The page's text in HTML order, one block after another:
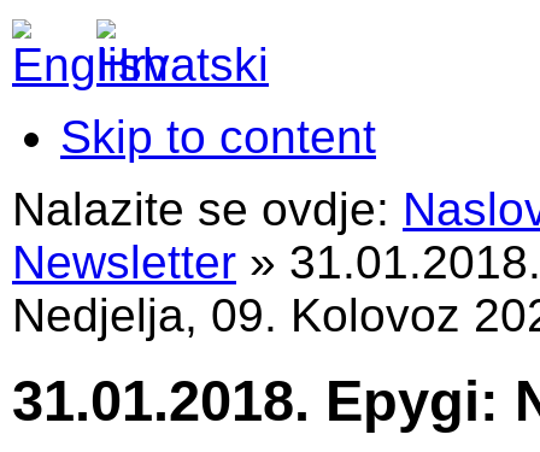
Skip to content
Nalazite se ovdje:
Newsletter »
Nedjelja, 09. Kolovoz
31.01.2018. Epygi: